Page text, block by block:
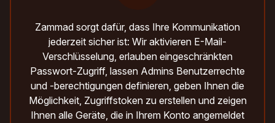
Zammad sorgt dafür, dass Ihre Kommunikation
jederzeit sicher ist: Wir aktivieren E-Mail-
Verschlüsselung, erlauben eingeschränkten
Passwort-Zugriff, lassen Admins Benutzerrechte
und -berechtigungen definieren, geben Ihnen die
Möglichkeit, Zugriffstoken zu erstellen und zeigen
Ihnen alle Geräte, die in Ihrem Konto angemeldet